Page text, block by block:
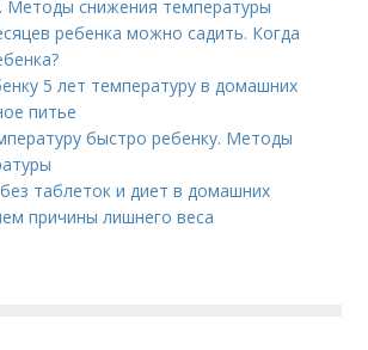
Методы снижения температуры
ребенка можно садить. Когда
5 лет температуру в домашних
питье
быстро ребенку. Методы
таблеток и диет в домашних
причины лишнего веса